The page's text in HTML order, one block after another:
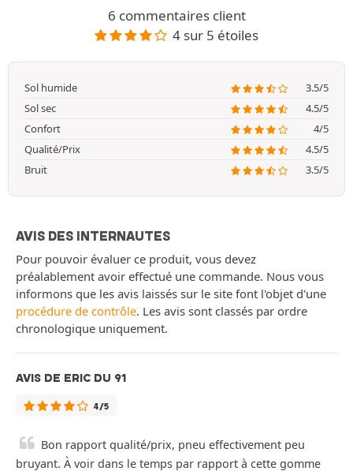
6 commentaires client
4 sur 5 étoiles
Sol humide
3.5/5
Sol sec
4.5/5
Confort
4/5
Qualité/Prix
4.5/5
Bruit
3.5/5
AVIS DES INTERNAUTES
Pour pouvoir évaluer ce produit, vous devez
préalablement avoir effectué une commande. Nous vous
informons que les avis laissés sur le site font l'objet d'une
procédure de contrôle. Les avis sont classés par ordre
chronologique uniquement.
AVIS DE ERIC DU 91
4/5
Bon rapport qualité/prix, pneu effectivement peu
bruyant. À voir dans le temps par rapport à cette gomme